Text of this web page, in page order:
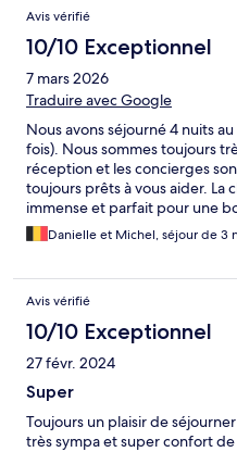
Avis vérifié
10/10 Exceptionnel
7 mars 2026
Traduire avec Google
Nous avons séjourné 4 nuits
fois). Nous sommes toujours
réception et les concierges
toujours prêts à vous aider.
immense et parfait pour une
est très agréable, avec une
fauteuils. Bref, un séjour
Danielle et Michel, séjour de 3
Avis vérifié
10/10 Exceptionnel
27 févr. 2024
Super
Toujours un plaisir de
très sympa et super confort